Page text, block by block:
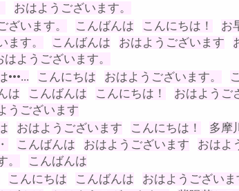
おはようございます。
ざいます。 こんばんは こんにちは！ お
ます。 こんばんは おはようございます
はようございます。
こんにちは おはようございます。
は こんばんは こんにちは！ おはようご
うございます
おはようございます こんにちは！ 多摩
こんばんは おはようございます おはよ
。
こんばんは
こんにちは こんばんは おはようございま